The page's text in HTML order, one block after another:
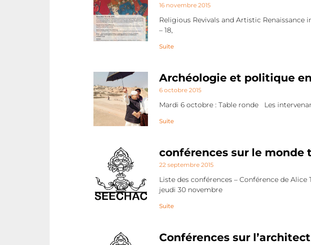
16 novembre 2015
Religious Revivals and Artistic Renaissance
– 18,
Suite
Archéologie et politique
6 octobre 2015
Mardi 6 octobre : Table ronde Les
Suite
conférences sur le monde
22 septembre 2015
Liste des conférences – Conférence de Alice
jeudi 30 novembre
Suite
Conférences sur